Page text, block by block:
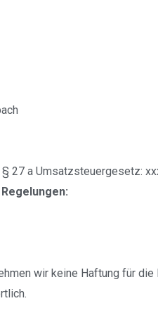
27 a Umsatzsteuergesetz:
wir keine Haftung für